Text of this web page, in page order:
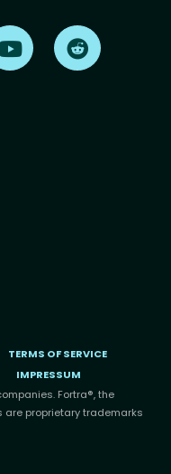
on LinkedInFind us on Youtube
TERMS OF SERVICE
IMPRESSUM
Fortra®, the
are proprietary trademarks